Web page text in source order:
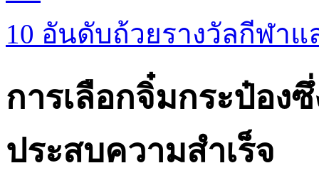
10 อันดับถ้วยรางวัลกีฬาแ
การเลือกจิ๋มกระป๋อง
ประสบความสำเร็จ